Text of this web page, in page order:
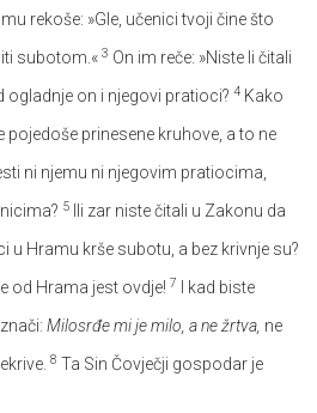
rekoše: »Gle, učenici tvoji čine što
subotom.« 3 On im reče: »Niste li čitali
ogladnje on i njegovi pratioci? 4 Kako
pojedoše prinesene kruhove, a to ne
ni njemu ni njegovim pratiocima,
5
Ili zar niste čitali u Zakonu da
u Hramu krše subotu, a bez krivnje su?
od Hrama jest ovdje! 7
I kad biste
Milosrđe mi je milo, a ne žrtva, ne
8 Ta Sin Čovječji gospodar je